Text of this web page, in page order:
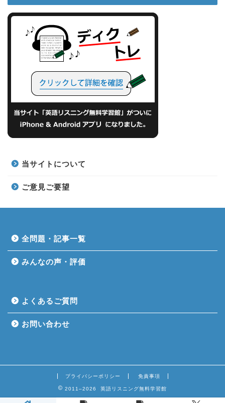
当サイトについて
ご意見ご要望
全問題・記事一覧
みんなの声・評価
よくあるご質問
お問い合わせ
プライバシーポリシー 免責事項
2011–2026 英語リスニング無料学習館